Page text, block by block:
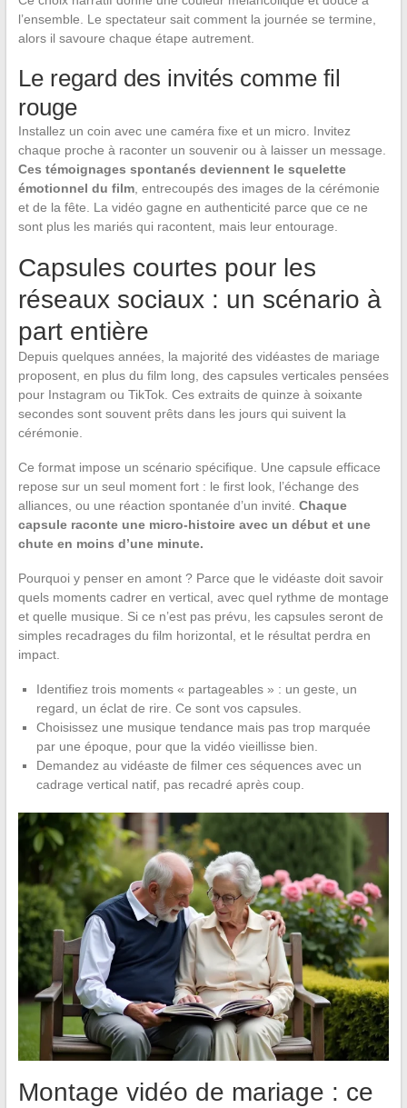
l’ensemble. Le spectateur sait comment la journée se termine,
alors il savoure chaque étape autrement.
Le regard des invités comme fil
rouge
Installez un coin avec une caméra fixe et un micro. Invitez
chaque proche à raconter un souvenir ou à laisser un message.
Ces témoignages spontanés deviennent le squelette
émotionnel du film, entrecoupés des images de la cérémonie
et de la fête. La vidéo gagne en authenticité parce que ce ne
sont plus les mariés qui racontent, mais leur entourage.
Capsules courtes pour les
réseaux sociaux : un scénario à
part entière
Depuis quelques années, la majorité des vidéastes de mariage
proposent, en plus du film long, des capsules verticales pensées
pour Instagram ou TikTok. Ces extraits de quinze à soixante
secondes sont souvent prêts dans les jours qui suivent la
cérémonie.
Ce format impose un scénario spécifique. Une capsule efficace
repose sur un seul moment fort : le first look, l’échange des
alliances, ou une réaction spontanée d’un invité. Chaque
capsule raconte une micro-histoire avec un début et une
chute en moins d’une minute.
Pourquoi y penser en amont ? Parce que le vidéaste doit savoir
quels moments cadrer en vertical, avec quel rythme de montage
et quelle musique. Si ce n’est pas prévu, les capsules seront de
simples recadrages du film horizontal, et le résultat perdra en
impact.
Identifiez trois moments « partageables » : un geste, un
regard, un éclat de rire. Ce sont vos capsules.
Choisissez une musique tendance mais pas trop marquée
par une époque, pour que la vidéo vieillisse bien.
Demandez au vidéaste de filmer ces séquences avec un
cadrage vertical natif, pas recadré après coup.
Montage vidéo de mariage : ce